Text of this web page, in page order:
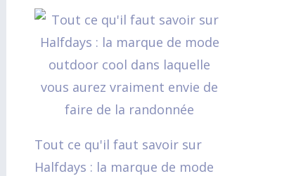
Tout ce qu'il faut savoir sur
Halfdays : la marque de mode